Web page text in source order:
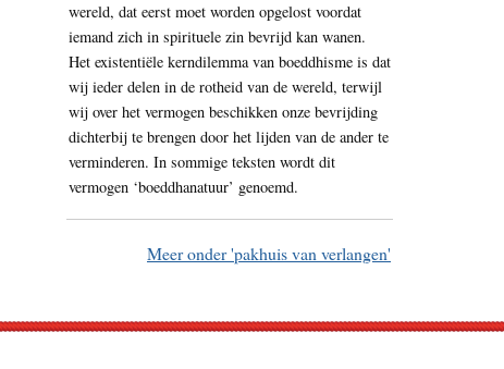
wereld, dat eerst moet worden opgelost voordat
iemand zich in spirituele zin bevrijd kan wanen.
Het existentiële kerndilemma van boeddhisme is dat
wij ieder delen in de rotheid van de wereld, terwijl
wij over het vermogen beschikken onze bevrijding
dichterbij te brengen door het lijden van de ander te
verminderen. In sommige teksten wordt dit
vermogen ‘boeddhanatuur’ genoemd.
Meer onder 'pakhuis van verlangen'